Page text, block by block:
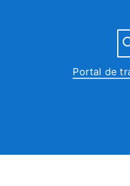
Portal de